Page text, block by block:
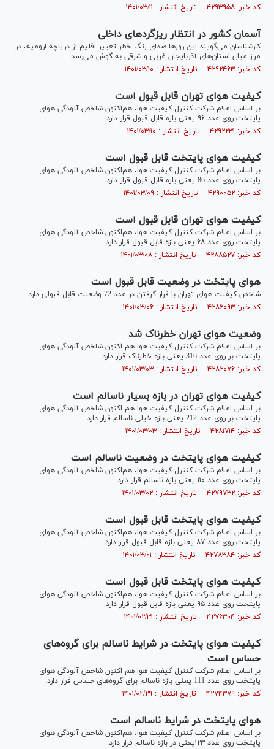
کد خبر: ۴۲۹۳۹۵۸ تاریخ انتشار : ۱۴۰۱/۰۳/۱۱
آسمان کشور در انتظار ریزگردهای داخلی
کارشناسان می‌گویند این روزها صدای زنگ خطر تغییر اقلیم از دریاچه‌ ارومیه، در
مرز میان استان‌های آذربایجان غربی و شرقی به گوش می‌رسد.
کد خبر: ۴۲۹۲۴۶۳ تاریخ انتشار : ۱۴۰۱/۰۳/۱۰
کیفیت هوای تهران قابل قبول است
بر اساس اعلام شرکت کنترل کیفیت هوا، هم‌اکنون شاخص آلودگی هوای
پایتخت روی عدد ۹۶ یعنی بازه قابل قبول قرار دارد.
کد خبر: ۴۲۹۲۲۳۱ تاریخ انتشار : ۱۴۰۱/۰۳/۱۰
کیفیت هوای پایتخت قابل قبول است
بر اساس اعلام شرکت کنترل کیفیت هوا، هم‌اکنون شاخص آلودگی هوای
پایتخت روی عدد 86 یعنی بازه قابل قبول قرار دارد.
کد خبر: ۴۲۹۰۰۵۲ تاریخ انتشار : ۱۴۰۱/۰۳/۰۹
کیفیت هوای تهران قابل قبول است
بر اساس اعلام شرکت کنترل کیفیت هوا، هم‌اکنون شاخص آلودگی هوای
پایتخت روی عدد ۶۸ یعنی بازه قابل قبول قرار دارد.
کد خبر: ۴۲۸۸۵۲۷ تاریخ انتشار : ۱۴۰۱/۰۳/۰۸
هوای پایتخت در وضعیت قابل قبول است
شاخص کیفیت هوای تهران با قرار گرفتن در عدد 72 وضعیت قابل قبولی دارد.
کد خبر: ۴۲۸۶۰۹۳ تاریخ انتشار : ۱۴۰۱/۰۳/۰۶
وضعیت هوای تهران خطرناک شد
بر اساس اعلام شرکت کنترل کیفیت هوا هم اکنون شاخص آلودگی هوای
پایتخت بر روی عدد 316 یعنی بازه خطرناک قرار دارد.
کد خبر: ۴۲۸۲۰۷۶ تاریخ انتشار : ۱۴۰۱/۰۳/۰۳
کیفیت هوای تهران در بازه بسیار ناسالم است
بر اساس اعلام شرکت کنترل کیفیت هوا هم اکنون شاخص آلودگی هوای
پایتخت بر روی عدد 212 یعنی بازه خیلی ناسالم قرار دارد.
کد خبر: ۴۲۸۱۷۱۴ تاریخ انتشار : ۱۴۰۱/۰۳/۰۳
کیفیت هوای پایتخت در وضعیت ناسالم است
بر اساس اعلام شرکت کنترل کیفیت هوا، هم‌اکنون شاخص آلودگی هوای
پایتخت روی عدد ۱۱۰ یعنی بازه ناسالم قرار دارد.
کد خبر: ۴۲۷۹۷۳۲ تاریخ انتشار : ۱۴۰۱/۰۳/۰۲
کیفیت هوای پایتخت قابل قبول است
بر اساس اعلام شرکت کنترل کیفیت هوا، هم‌اکنون شاخص آلودگی هوای
پایتخت روی عدد ۸۷ یعنی بازه قابل قبول قرار دارد.
کد خبر: ۴۲۷۸۳۸۴ تاریخ انتشار : ۱۴۰۱/۰۳/۰۱
کیفیت هوای پایتخت قابل قبول است
بر اساس اعلام شرکت کنترل کیفیت هوا، هم‌اکنون شاخص آلودگی هوای
پایتخت روی عدد ۹۵ یعنی بازه قابل قبول قرار دارد.
کد خبر: ۴۲۷۶۳۰۴ تاریخ انتشار : ۱۴۰۱/۰۲/۳۱
کیفیت هوای پایتخت در شرایط ناسالم برای گروه‌های
حساس است
بر اساس اعلام شرکت کنترل کیفیت هوا هم اکنون شاخص آلودگی هوای
پایتخت روی عدد 111 یعنی بازه ناسالم برای گروه‌های حساس قرار دارد.
کد خبر: ۴۲۷۴۳۷۹ تاریخ انتشار : ۱۴۰۱/۰۲/۲۹
هوای پایتخت در شرایط ناسالم است
بر اساس اعلام شرکت کنترل کیفیت هوا، هم‌اکنون شاخص آلودگی هوای
پایتخت روی عدد ۱۲۳یعنی در بازه ناسالم قرار دارد.